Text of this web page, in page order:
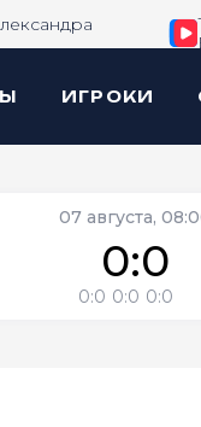
ИГРОКИ
07 августа,
0:0
0:0 0:0 0:0